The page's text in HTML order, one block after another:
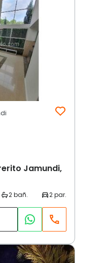
Jamundi,